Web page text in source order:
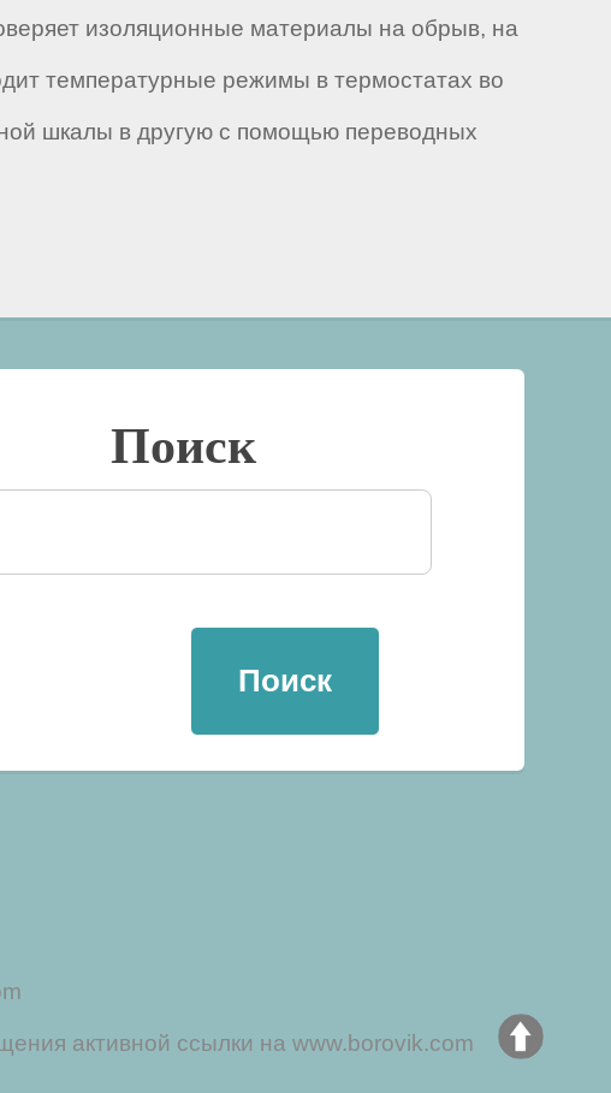
изоляционные материалы на обрыв, на
температурные режимы в термостатах во
шкалы в другую с помощью переводных
Поиск
активной ссылки на www.borovik.com